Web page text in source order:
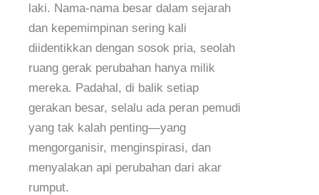
laki. Nama-nama besar dalam sejarah
dan kepemimpinan sering kali
diidentikkan dengan sosok pria, seolah
ruang gerak perubahan hanya milik
mereka. Padahal, di balik setiap
gerakan besar, selalu ada peran pemudi
yang tak kalah penting—yang
mengorganisir, menginspirasi, dan
menyalakan api perubahan dari akar
rumput.